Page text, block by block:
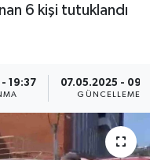
6 kişi tutuklandı
19:37 07.05.2025 -
GÜNCELLEME